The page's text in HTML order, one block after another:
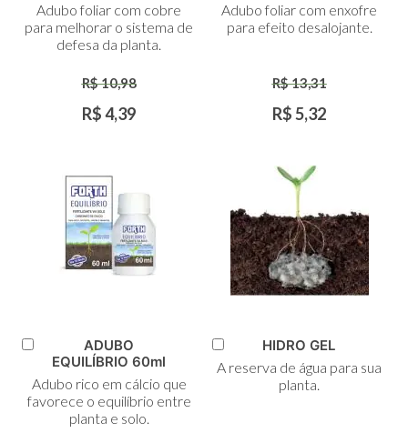
Carrinho
Adubo foliar com cobre
para melhorar o sistema de
defesa da planta.
R$ 10,98
R$ 4,39
Carrinho
Adubo foliar com enxofre
para efeito desalojante.
R$ 13,31
R$ 5,32
Adicionar
Carrinho
ADUBO
EQUILÍBRIO 60ml
Adubo rico em cálcio que
favorece o equilíbrio entre
planta e solo.
ao
HIDRO GEL
A reserva de água para sua
planta.